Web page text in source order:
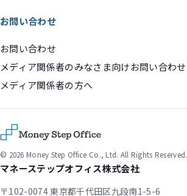
お問い合わせ
お問い合わせ
メディア関係者のみなさま向けお問い合わせ
メディア関係者の方へ
© 2026 Money Step Office Co., Ltd. All Rights Reserved.
マネーステップオフィス株式会社
〒102-0074 東京都千代田区九段南1-5-6